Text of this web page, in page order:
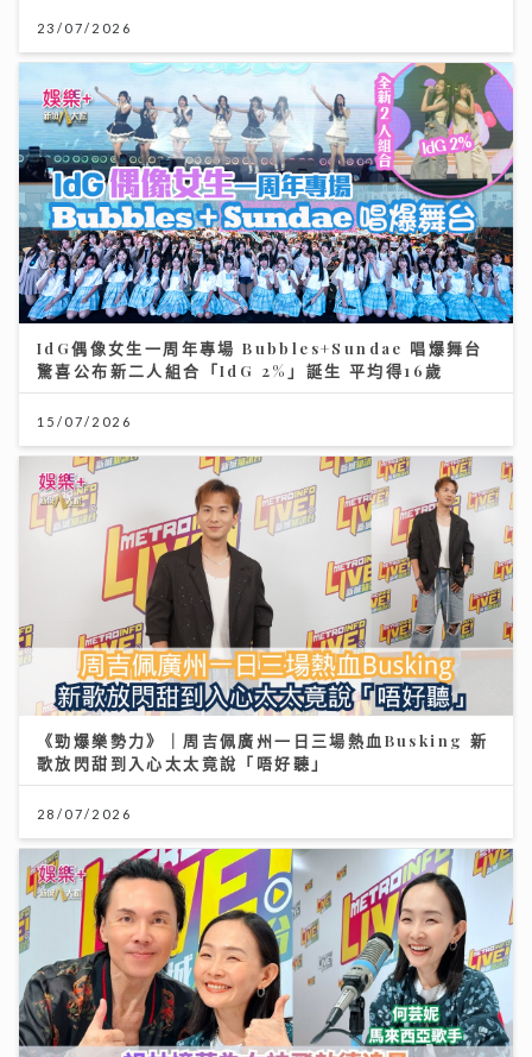
23/07/2026
IdG偶像女生一周年專場 Bubbles+Sundae 唱爆舞台
驚喜公布新二人組合「IdG 2%」誕生 平均得16歲
15/07/2026
《勁爆樂勢力》｜周吉佩廣州一日三場熱血Busking 新
歌放閃甜到入心太太竟說「唔好聽」
28/07/2026